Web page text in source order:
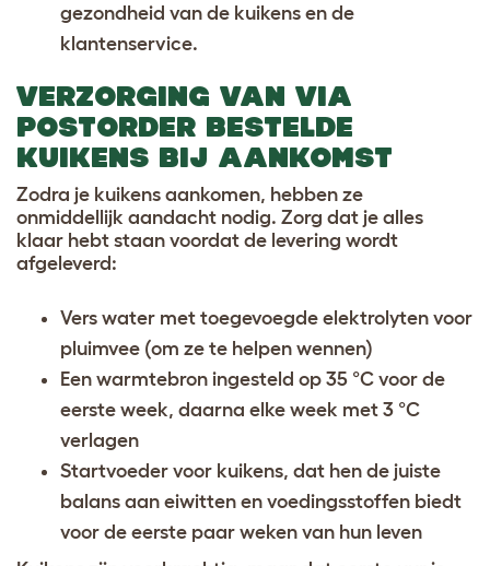
gezondheid van de kuikens en de
klantenservice.
VERZORGING VAN VIA
POSTORDER BESTELDE
KUIKENS BIJ AANKOMST
Zodra je kuikens aankomen, hebben ze
onmiddellijk aandacht nodig. Zorg dat je alles
klaar hebt staan voordat de levering wordt
afgeleverd:
Vers water met toegevoegde elektrolyten voor
pluimvee (om ze te helpen wennen)
Een warmtebron ingesteld op 35 °C voor de
eerste week, daarna elke week met 3 °C
verlagen
Startvoeder voor kuikens, dat hen de juiste
balans aan eiwitten en voedingsstoffen biedt
voor de eerste paar weken van hun leven